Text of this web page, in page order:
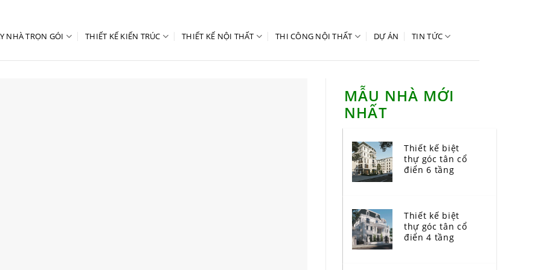
NHÀ TRỌN GÓI THIẾT KẾ KIẾN TRÚC THIẾT KẾ NỘI THẤT THI CÔNG NỘI THẤT DỰ ÁN TIN TỨC
MẪU NHÀ MỚI
NHẤT
Thiết kế biệt
thự góc tân cổ
điển 6 tầng
Thiết kế biệt
thự góc tân cổ
điển 4 tầng